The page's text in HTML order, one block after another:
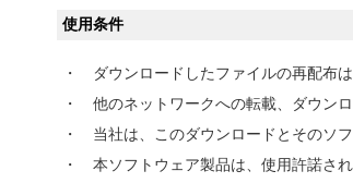
オ
ド
ラ
イ
使用条件
・
ダウンロードしたファイルの再配布
・
他のネットワークへの転載、ダウン
・
当社は、このダウンロードとそのソ
・
本ソフトウェア製品は、使用許諾さ